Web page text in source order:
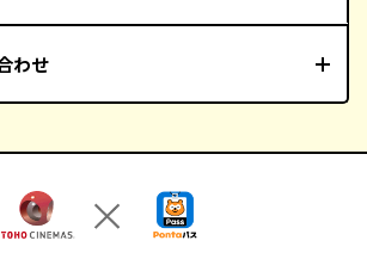
イ＆ウェンズデイの割引クーポンは、転
予告なく利用できなくなる場合があります
ポンが表示されない場合は、しばらくお時間をおいてか
願いいたします。
います。
わせ
～18:30
劇場へお電話にて直接お問い合わせください。